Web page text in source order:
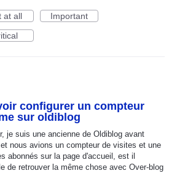
at all
Important
configurer un compteur
sur oldiblog
je suis une ancienne de Oldiblog avant
nous avions un compteur de visites et une
abonnés sur la page d'accueil, est il
de retrouver la même chose avec Over-blog